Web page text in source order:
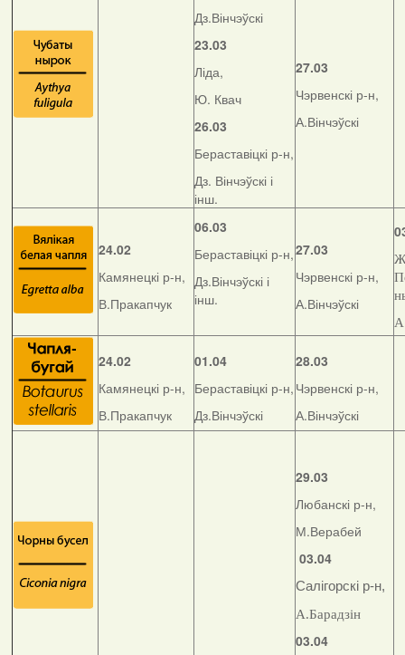
Дз.Вінчэўскі
23.03
Ліда,
Ю. Квач
26.03
Бераставіцкі р-н,
Дз. Вінчэўскі і
інш.
27.03
Чэрвенскі р-н,
А.Вінчэўскі
24.02
Камянецкі р-н,
В.Пракапчук
06.03
Бераставіцкі р-н,
Дз.Вінчэўскі і
інш.
27.03
Чэрвенскі р-н,
А.Вінчэўскі
24.02
Камянецкі р-н,
В.Пракапчук
01.04
Бераставіцкі р-н,
Дз.Вінчэўскі
28.03
Чэрвенскі р-н,
А.Вінчэўскі
29.03
Любанскі р-н,
М.Верабей
03.04
Салігорскі р-н,
А.Барадзін
03.04